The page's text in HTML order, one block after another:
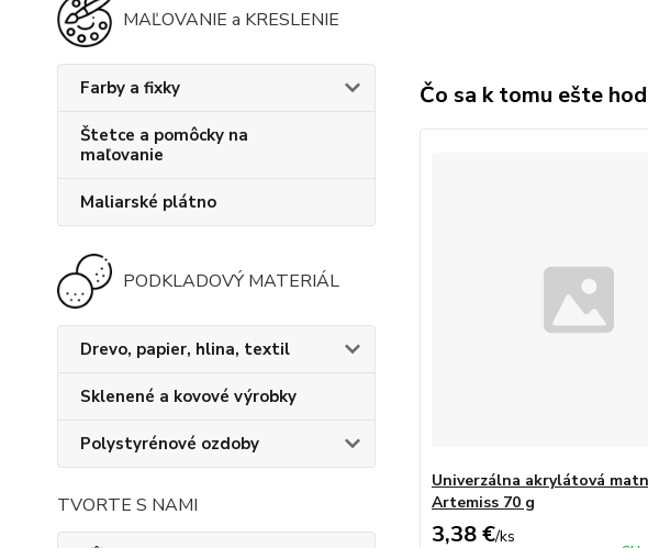
MAĽOVANIE a KRESLENIE
Farby a fixky
Štetce a pomôcky na
maľovanie
Maliarské plátno
PODKLADOVÝ MATERIÁL
Drevo, papier, hlina, textil
Sklenené a kovové výrobky
Polystyrénové ozdoby
TVORTE S NAMI
Čo sa k tomu ešte
Univerzálna akrylátová
Artemiss 70 g
3,38 €/ks